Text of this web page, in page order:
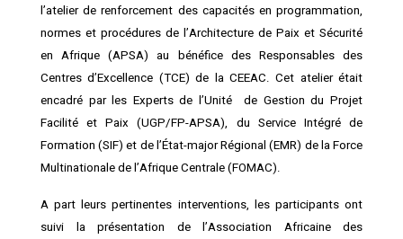
l’atelier de renforcement des capacités en programmation,
normes et procédures de l’Architecture de Paix et Sécurité
en Afrique (APSA) au bénéfice des Responsables des
Centres d’Excellence (TCE) de la CEEAC. Cet atelier était
encadré par les Experts de l’Unité de Gestion du Projet
Facilité et Paix (UGP/FP-APSA), du Service Intégré de
Formation (SIF) et de l’État-major Régional (EMR) de la Force
Multinationale de l’Afrique Centrale (FOMAC).
A part leurs pertinentes interventions, les participants ont
suivi la présentation de l’Association Africaine des